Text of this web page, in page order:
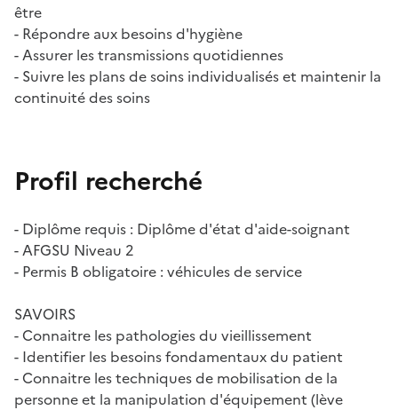
être
- Répondre aux besoins d'hygiène
- Assurer les transmissions quotidiennes
- Suivre les plans de soins individualisés et maintenir la
continuité des soins
Profil recherché
- Diplôme requis : Diplôme d'état d'aide-soignant
- AFGSU Niveau 2
- Permis B obligatoire : véhicules de service
SAVOIRS
- Connaitre les pathologies du vieillissement
- Identifier les besoins fondamentaux du patient
- Connaitre les techniques de mobilisation de la
personne et la manipulation d'équipement (lève